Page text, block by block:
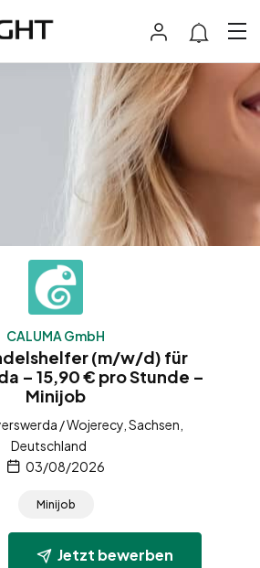
CALUMA GmbH
(m/w/d) für
– 15,90 € pro Stunde –
Minijob
/ Wojerecy, Sachsen,
Deutschland
03/08/2026
Minijob
Jetzt bewerben